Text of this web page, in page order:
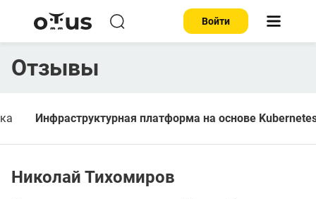
Войти
Отзывы
Инфраструктурная платформа на основе
Николай Тихомиров